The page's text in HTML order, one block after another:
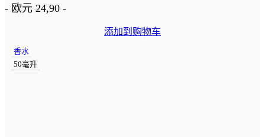
- 欧元 24,90 -
添加到购物车
香水
50毫升